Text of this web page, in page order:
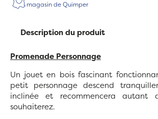
magasin de Quimper
Description du produit
Promenade Personnage
Un jouet en bois fascinant
petit personnage descend
inclinée et recommencera
souhaiterez.